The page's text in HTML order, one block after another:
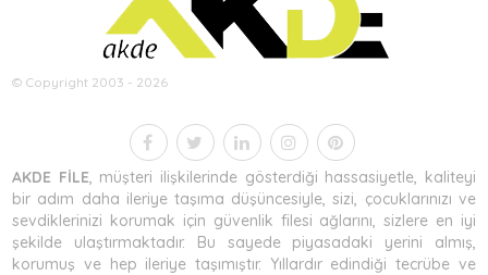
© Copyright 2003 - 2026
AKDE FİLE, müşteri ilişkilerinde gösterdiği hassasiyetle, kaliteyi
bir adım daha ileriye taşıma düşüncesiyle, sizi, çocuklarınızı ve
sevdiklerinizi korumak için güvenlik filesi ağlarını, sizlere en iyi
şekilde ulaştırmaktadır. Bu sayede piyasadaki yerini almış,
korumuş ve hep ileriye taşımıştır. Yıllardır edindiği tecrübe ve